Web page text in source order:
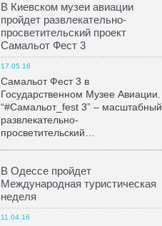
В Киевском музеи авиации
пройдет развлекательно-
просветительский проект
Самальот Фест 3
17.05.16
Самальот Фест 3 в
Государственном Музее Авиации.
“#Самальот_fest 3” – масштабный
развлекательно-
просветительский…
В Одессе пройдет
Международная туристическая
неделя
11.04.16